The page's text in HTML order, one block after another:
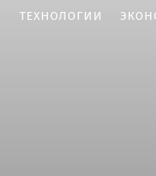
ТЕХНОЛОГИИ